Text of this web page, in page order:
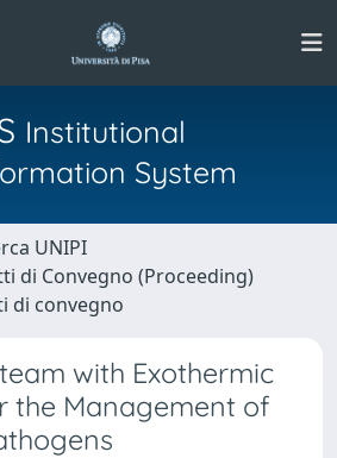
Institutional
System
UNIPI
di Convegno (Proceeding)
di convegno
with Exothermic
the Management of